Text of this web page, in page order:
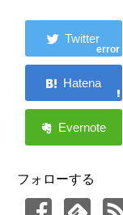
error
フォローする